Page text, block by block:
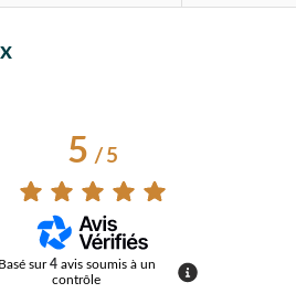
5/ 5
Basé sur4 avis soumis à un
contrôle